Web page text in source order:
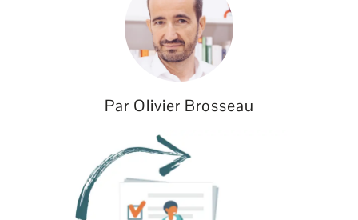
Par Olivier Brosseau